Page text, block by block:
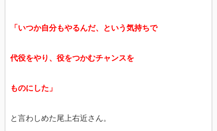
「いつか自分もやるんだ、という気持ちで
代役をやり、役をつかむチャンスを
ものにした」
と言わしめた尾上右近さん。